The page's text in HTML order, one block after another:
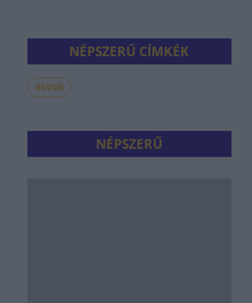
NÉPSZERŰ CÍMKÉK
#MNB
NÉPSZERŰ